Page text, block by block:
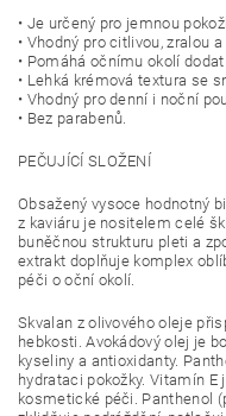
• Je určený pro jemnou
• Vhodný pro citlivou, zralou
• Pomáhá očnímu okolí
• Lehká krémová textura se
• Vhodný pro denní i noční
• Bez parabenů.
PEČUJÍCÍ SLOŽENÍ
Obsažený vysoce hodnotný
z kaviáru je nositelem celé
buněčnou strukturu pleti a
extrakt doplňuje komplex
péči o oční okolí.
Skvalan z olivového oleje
hebkosti. Avokádový olej je
kyseliny a antioxidanty.
hydrataci pokožky. Vitamín
kosmetické péči. Panthenol